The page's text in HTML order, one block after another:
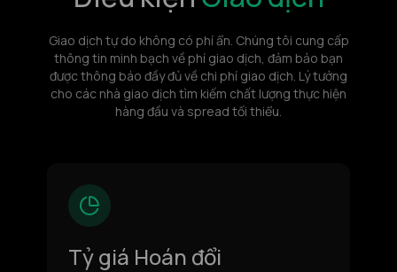
Giao dịch tự do không có phí ẩn. Chúng tôi cung cấp
thông tin minh bạch về phí giao dịch, đảm bảo bạn
được thông báo đầy đủ về chi phí giao dịch. Lý tưởng
cho các nhà giao dịch tìm kiếm chất lượng thực hiện
hàng đầu và spread tối thiểu.
Tỷ giá Hoán đổi